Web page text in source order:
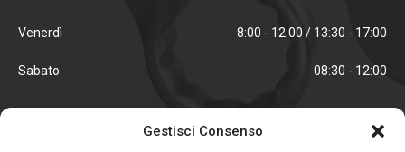
Gestisci Consenso
Venerdì 8:00 - 12:00 / 13:30 - 17:00
Sabato 08:30 - 12:00
ORARI IN ALTA STAGIONE